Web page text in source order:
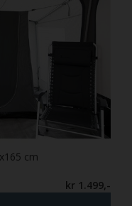
cm
kr 1.499,-